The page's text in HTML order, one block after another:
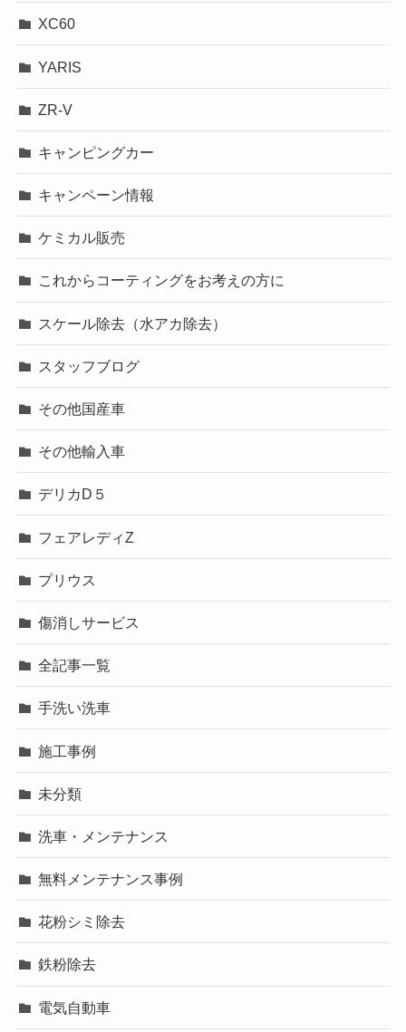
XC60
YARIS
ZR-V
キャンピングカー
キャンペーン情報
ケミカル販売
これからコーティングをお考えの方に
スケール除去（水アカ除去）
スタッフブログ
その他国産車
その他輸入車
デリカD５
フェアレディZ
プリウス
傷消しサービス
全記事一覧
手洗い洗車
施工事例
未分類
洗車・メンテナンス
無料メンテナンス事例
花粉シミ除去
鉄粉除去
電気自動車